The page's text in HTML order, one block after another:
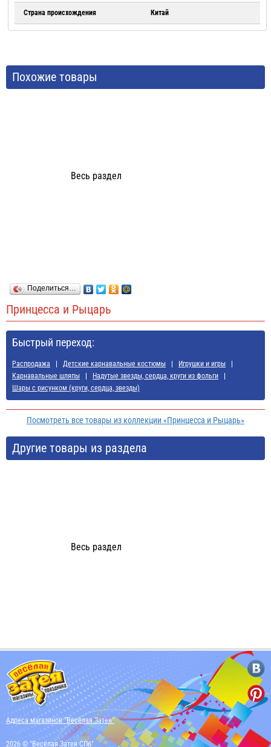
Страна происхождения Китай
Похожие товары
Весь раздел
Поделиться…
Принцесса и Рыцарь
Быстрый переход:
Распродажа Детские карнавальные костюмы
Игрушки и игры
Карнавальные шляпы
Надутые звезды, сердца, круги из фольги
Шары с рисунком (круги, сердца, звезды)
Посмотреть все товары из коллекции «Принцесса и Рыцарь»
Другие товары из раздела
Весь раздел
Адреса магазинов "Весёлая Затея"
2026 © "Весёлая Затея СПб"